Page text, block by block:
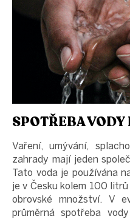
SPOTŘEBA VODY
Vaření, umývání,
zahrady mají jeden
Tato voda je používána
je v Česku kolem 100
obrovské množství. V
průměrná spotřeba